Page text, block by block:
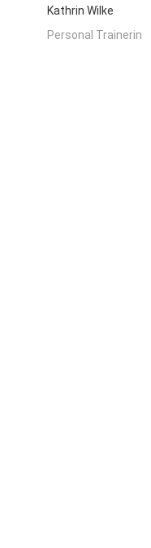
Kathrin Wilke
Personal Trainerin